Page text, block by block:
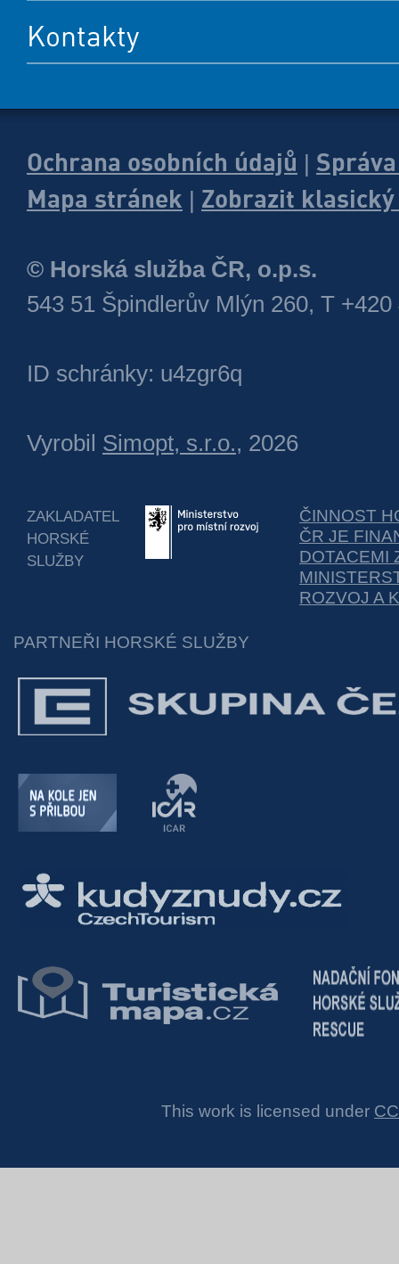
Kontakty
Ochrana osobních údajů
Mapa stránek
Zobrazit
© Horská služba ČR, o.p.s.
543 51 Špindlerův Mlýn 260, T +420
ID schránky: u4zgr6q
Vyrobil Simopt, s.r.o., 2026
ZAKLADATEL
HORSKÉ
SLUŽBY
ČINNOST
ČR JE
DOTACEMI
ROZVOJ A
PARTNEŘI HORSKÉ SLUŽBY
This work is licensed under